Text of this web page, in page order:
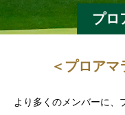
プロ
＜プロアマ
より多くのメンバーに、